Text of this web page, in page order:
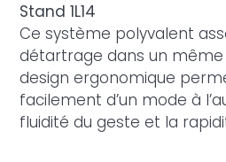
Stand 1L14
Ce système polyvalent
détartrage dans un même
design ergonomique
facilement d’un mode à
fluidité du geste et la